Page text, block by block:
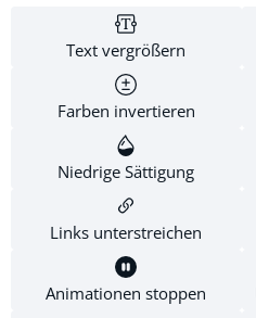
Shop Service
Informationen
Newsletter
Text vergrößern
Farben invertieren
Niedrige Sättigung
Links unterstreichen
Animationen stoppen
Diese Website verwendet
Erfahrung bieten zu können.